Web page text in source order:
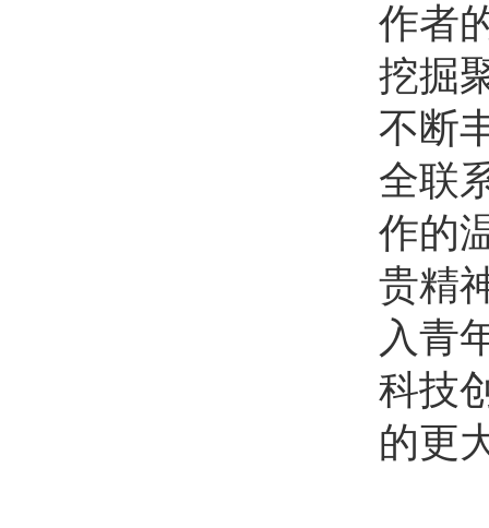
作者
挖掘
不断
全联
作的
贵精
入青
科技
的更